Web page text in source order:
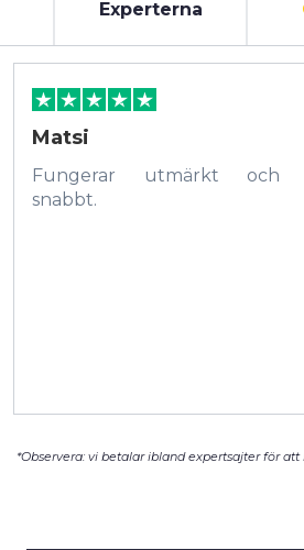
Experterna
Matsi
Fungerar utmärkt och
snabbt.
*Observera: vi betalar ibland expertsajter för att